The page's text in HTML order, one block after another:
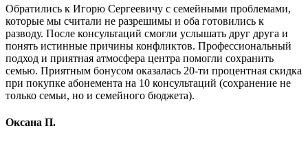
Обратились к Игорю Сергеевичу с семейными проблемами,
которые мы считали не разрешимы и оба готовились к
разводу. После консультаций смогли услышать друг друга и
понять истинные причины конфликтов. Профессиональный
подход и приятная атмосфера центра помогли сохранить
семью. Приятным бонусом оказалась 20-ти процентная скидка
при покупке абонемента на 10 консультаций (сохранение не
только семьи, но и семейного бюджета).
Оксана П.